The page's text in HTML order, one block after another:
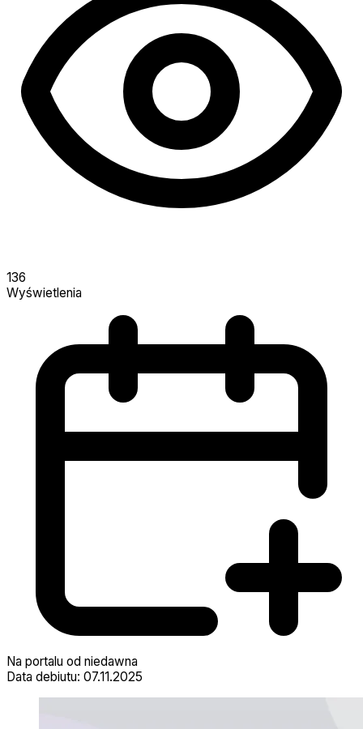
136
Wyświetlenia
Na portalu od niedawna
Data debiutu: 07.11.2025